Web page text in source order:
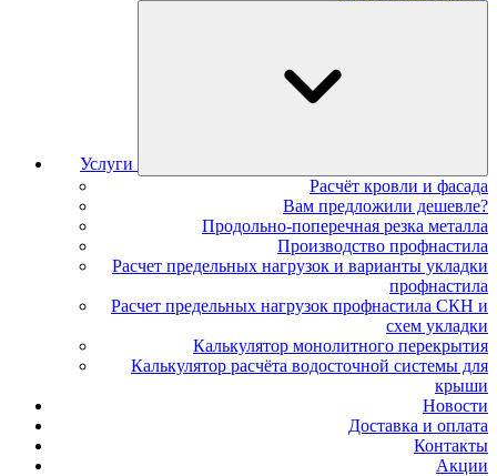
Услуги
Расчёт кровли и фасада
Вам предложили дешевле?
Продольно-поперечная резка металла
Производство профнастила
Расчет предельных нагрузок и варианты укладки
профнастила
Расчет предельных нагрузок профнастила СКН и
схем укладки
Калькулятор монолитного перекрытия
Калькулятор расчёта водосточной системы для
крыши
Новости
Доставка и оплата
Контакты
Акции